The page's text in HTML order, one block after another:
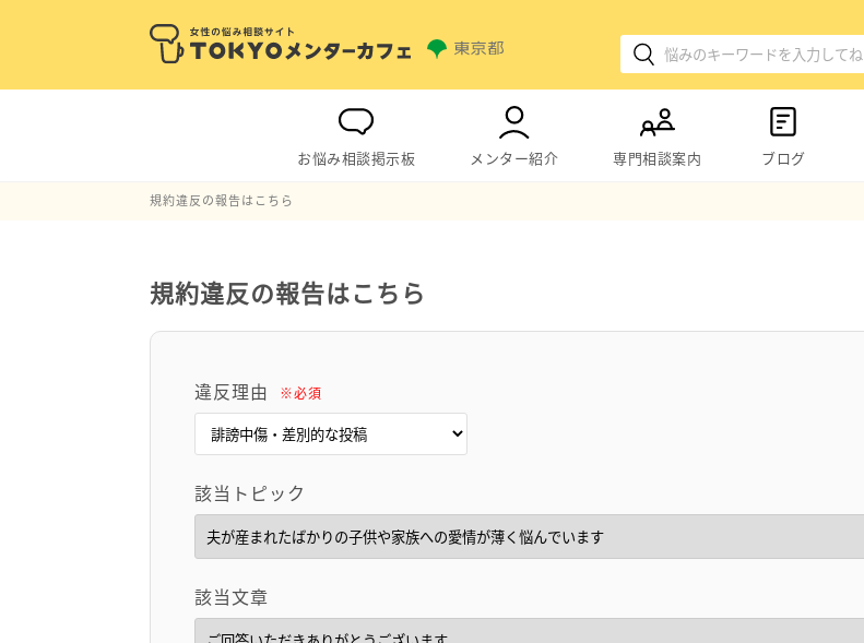
お悩み相談掲示板 メンター紹介 専門相談案内 ブログ
規約違反の報告はこちら
規約違反の報告はこちら
違反理由 ※必須
該当トピック
該当文章